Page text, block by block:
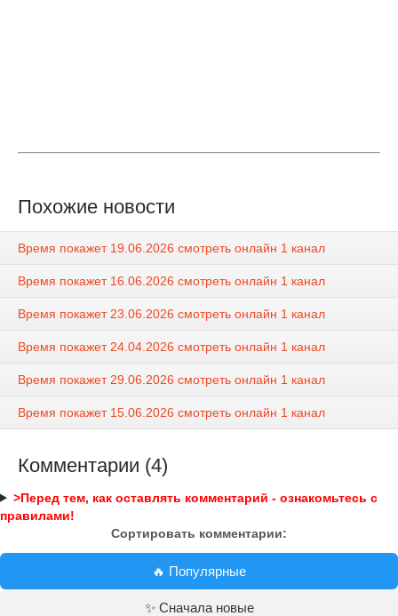
Похожие новости
Время покажет 19.06.2026 смотреть онлайн 1 канал
Время покажет 16.06.2026 смотреть онлайн 1 канал
Время покажет 23.06.2026 смотреть онлайн 1 канал
Время покажет 24.04.2026 смотреть онлайн 1 канал
Время покажет 29.06.2026 смотреть онлайн 1 канал
Время покажет 15.06.2026 смотреть онлайн 1 канал
Комментарии (4)
>Перед тем, как оставлять комментарий - ознакомьтесь с
правилами!
Сортировать комментарии:
🔥 Популярные
✨ Сначала новые